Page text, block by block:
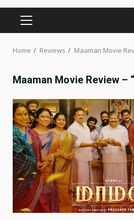
PRIMARY
MENU
Home Reviews Maaman Movie
Maaman Movie Review